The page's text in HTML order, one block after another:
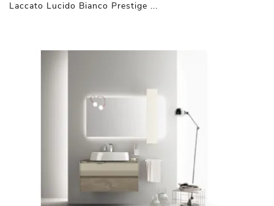
Laccato Lucido Bianco Prestige ...